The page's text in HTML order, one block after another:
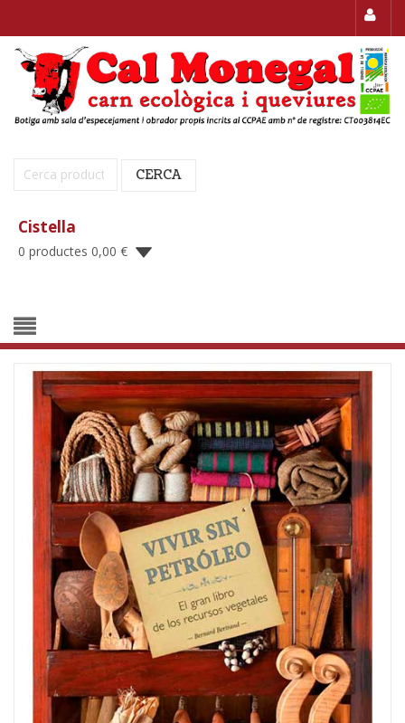
Cerca: CERCA
Cistella
0 productes 0,00 €